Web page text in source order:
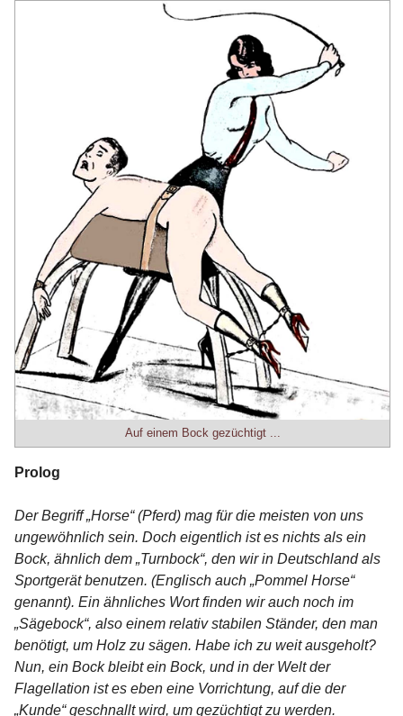
Auf einem Bock gezüchtigt ...
Prolog
Der Begriff „Horse“ (Pferd) mag für die meisten von uns
ungewöhnlich sein. Doch eigentlich ist es nichts als ein
Bock, ähnlich dem „Turnbock“, den wir in Deutschland als
Sportgerät benutzen. (Englisch auch „Pommel Horse“
genannt). Ein ähnliches Wort finden wir auch noch im
„Sägebock“, also einem relativ stabilen Ständer, den man
benötigt, um Holz zu sägen. Habe ich zu weit ausgeholt?
Nun, ein Bock bleibt ein Bock, und in der Welt der
Flagellation ist es eben eine Vorrichtung, auf die der
„Kunde“ geschnallt wird, um gezüchtigt zu werden.